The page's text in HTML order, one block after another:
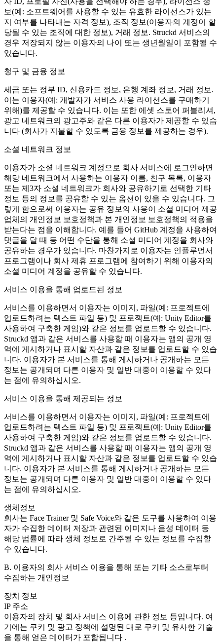
보(예: 소프트웨어를 사용할 수 있는 유효한 라이선스가 있는
지 여부를 나타내는 자격 정보), 조직 정보(이용자의 계정이 할
당될 수 있는 조직에 대한 정보), 거래 정보. Struckd 서비스의
경우 저장되지 않는 이용자의 나이 또는 생년월일이 포함될 수
있습니다.
청구 및 금융 정보
세금 또는 정부 ID, 신용카드 정보, 은행 계좌 정보, 거래 정보.
이는 이용자(예: 개발자가 서비스 사용 라이선스를 구매하기
위해)를 제공할 수 있습니다. 이는 또한 에셋 스토어 퍼블리셔,
광고 네트워크의 광고주와 같은 다른 이용자가 제공할 수 있습
니다 (회사가 지불할 수 있도록 금융 정보를 제공하는 경우).
소셜 네트워크 정보
이용자가 소셜 네트워크 계정으로 회사 서비스에 로그인하면
해당 네트워크에서 사용하는 이용자 이름, 친구 목록, 이용자
또는 제3자 소셜 네트워크가 회사와 공유하기로 선택한 기타
정보 등의 정보를 공유할 수 있는 옵션이 있을 수 있습니다. 그
렇게 함으로써 이용자는 공유 정보의 사용이 소셜 미디어 제공
업체의 개인정보 보호정책과 본 개인정보 보호정책의 적용을
받는다는 점을 이해합니다. 예를 들어 GitHub 계정을 사용하여
댓글을 달 때 등 어떤 수단을 통해 소셜 미디어 계정을 회사와
공유하는 경우가 있습니다. 마찬가지로 이용자는 인플루언서
프로그램이나 회사 제휴 프로그램에 참여하기 위해 이용자의
소셜 미디어 계정을 공유할 수 있습니다.
서비스 이용을 통해 업로드된 정보
서비스를 이용하면서 이용자는 이미지, 파일(예: 프로젝트에
업로드하려는 텍스트 파일 등) 및 프로젝트(예: Unity Editor를
사용하여 구축한 게임)와 같은 정보를 업로드할 수 있습니다.
Struckd 앱과 같은 서비스를 사용할 때 이용자는 앱의 공개 영
역에 게시하거나 표시할 자산과 같은 정보를 업로드할 수 있습
니다. 이용자가 본 서비스를 통해 게시하거나 공개하는 모든
정보는 공개되며 다른 이용자 및 일반 대중이 이용할 수 있다
는 점에 유의하십시오.
서비스 이용을 통해 제공되는 정보
서비스를 이용하면서 이용자는 이미지, 파일(예: 프로젝트에
업로드하려는 텍스트 파일 등) 및 프로젝트(예: Unity Editor를
사용하여 구축한 게임)와 같은 정보를 업로드할 수 있습니다.
Struckd 앱과 같은 서비스를 사용할 때 이용자는 앱의 공개 영
역에 게시하거나 표시할 자산과 같은 정보를 업로드할 수 있습
니다. 이용자가 본 서비스를 통해 게시하거나 공개하는 모든
정보는 공개되며 다른 이용자 및 일반 대중이 이용할 수 있다
는 점에 유의하십시오.
생체정보
회사는 Face Trainer 및 Safe Voice와 같은 도구를 사용하여 이용
자가 수집한 데이터 저장과 관련된 이미지나 음성 데이터 등
해당 법률에 따라 생체 정보로 간주될 수 있는 정보를 수집할
수 있습니다.
B. 이용자의 회사 서비스 이용을 통해 또는 기타 소스로부터
수집하는 개인정보
장치 정보
IP 주소
이용자의 장치 및 회사 서비스 이용에 관한 정보 등입니다. 여
기에는 쿠키 및 광고 정책에 설명된 대로 쿠키 및 유사한 기술
을 통해 얻은 데이터가 포함됩니다 .